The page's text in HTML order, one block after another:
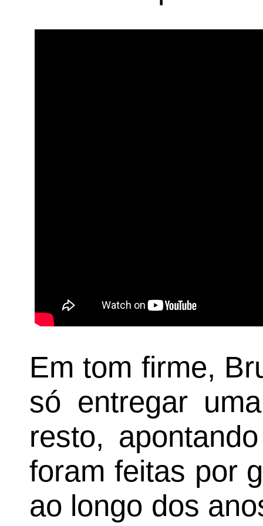
Em tom firme,
só entregar
resto,
foram feitas por
ao longo dos